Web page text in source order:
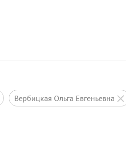
Вербицкая Ольга Евгеньевна